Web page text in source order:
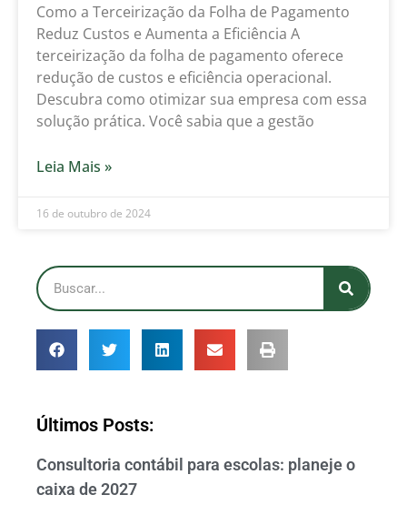
Como a Terceirização da Folha de Pagamento
Reduz Custos e Aumenta a Eficiência A
terceirização da folha de pagamento oferece
redução de custos e eficiência operacional.
Descubra como otimizar sua empresa com essa
solução prática. Você sabia que a gestão
Leia Mais »
16 de outubro de 2024
Últimos Posts:
Consultoria contábil para escolas: planeje o
caixa de 2027